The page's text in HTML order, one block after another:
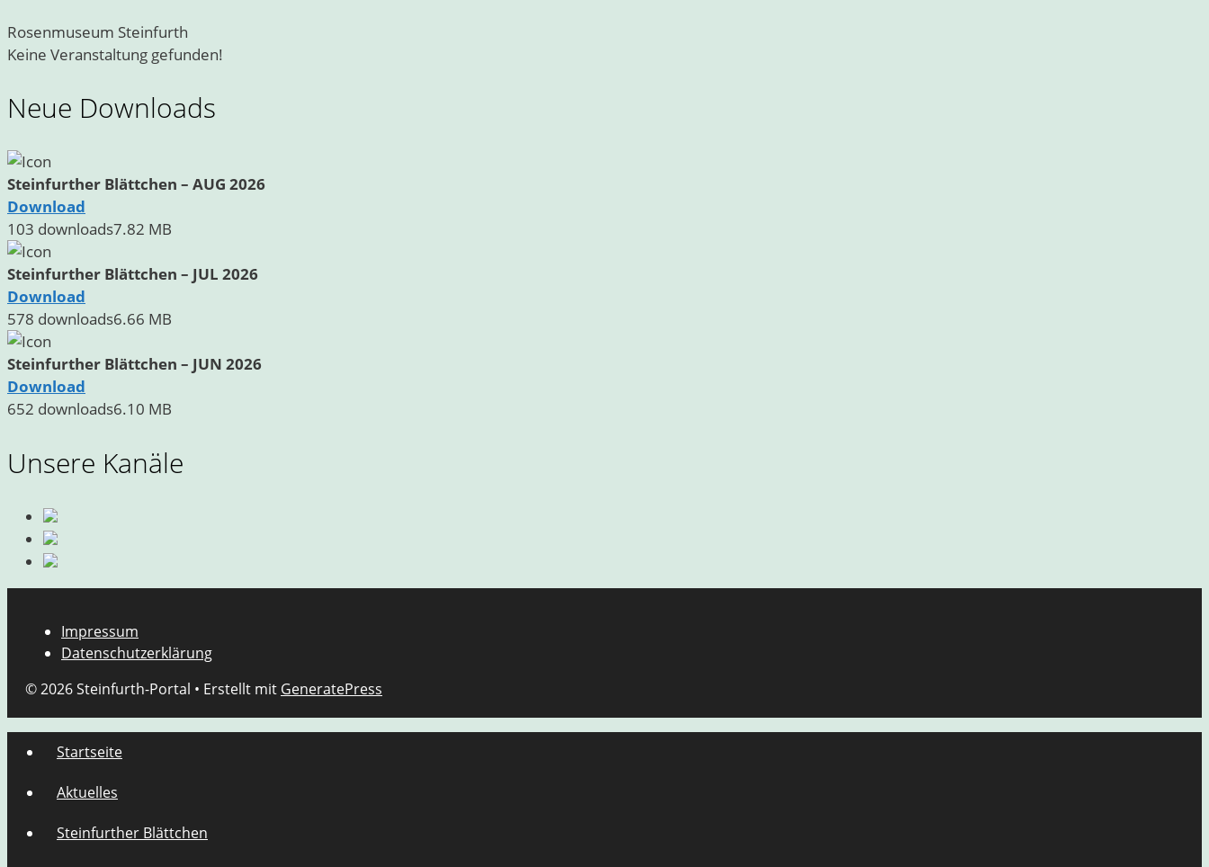
Rosenmuseum Steinfurth
Keine Veranstaltung gefunden!
Neue Downloads
Steinfurther Blättchen – AUG 2026
Download
103 downloads7.82 MB
Steinfurther Blättchen – JUL 2026
Download
578 downloads6.66 MB
Steinfurther Blättchen – JUN 2026
Download
652 downloads6.10 MB
Unsere Kanäle
Impressum
Datenschutzerklärung
© 2026 Steinfurth-Portal • Erstellt mit GeneratePress
Startseite
Aktuelles
Steinfurther Blättchen